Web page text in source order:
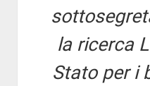
la ricerca
Stato per i